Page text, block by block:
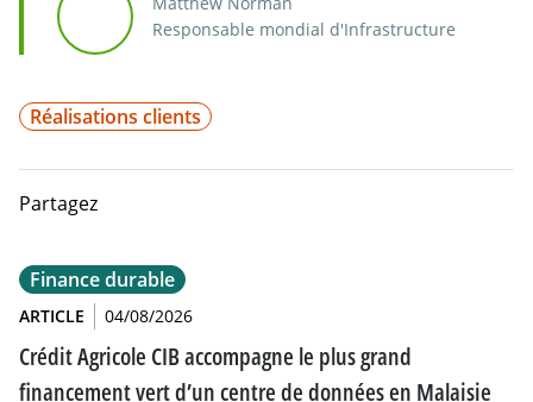
Responsable mondial d'Infrastructure
Réalisations clients
Partagez
Finance durable
ARTICLE 04/08/2026
Crédit Agricole CIB accompagne le plus grand
financement vert d’un centre de données en Malaisie